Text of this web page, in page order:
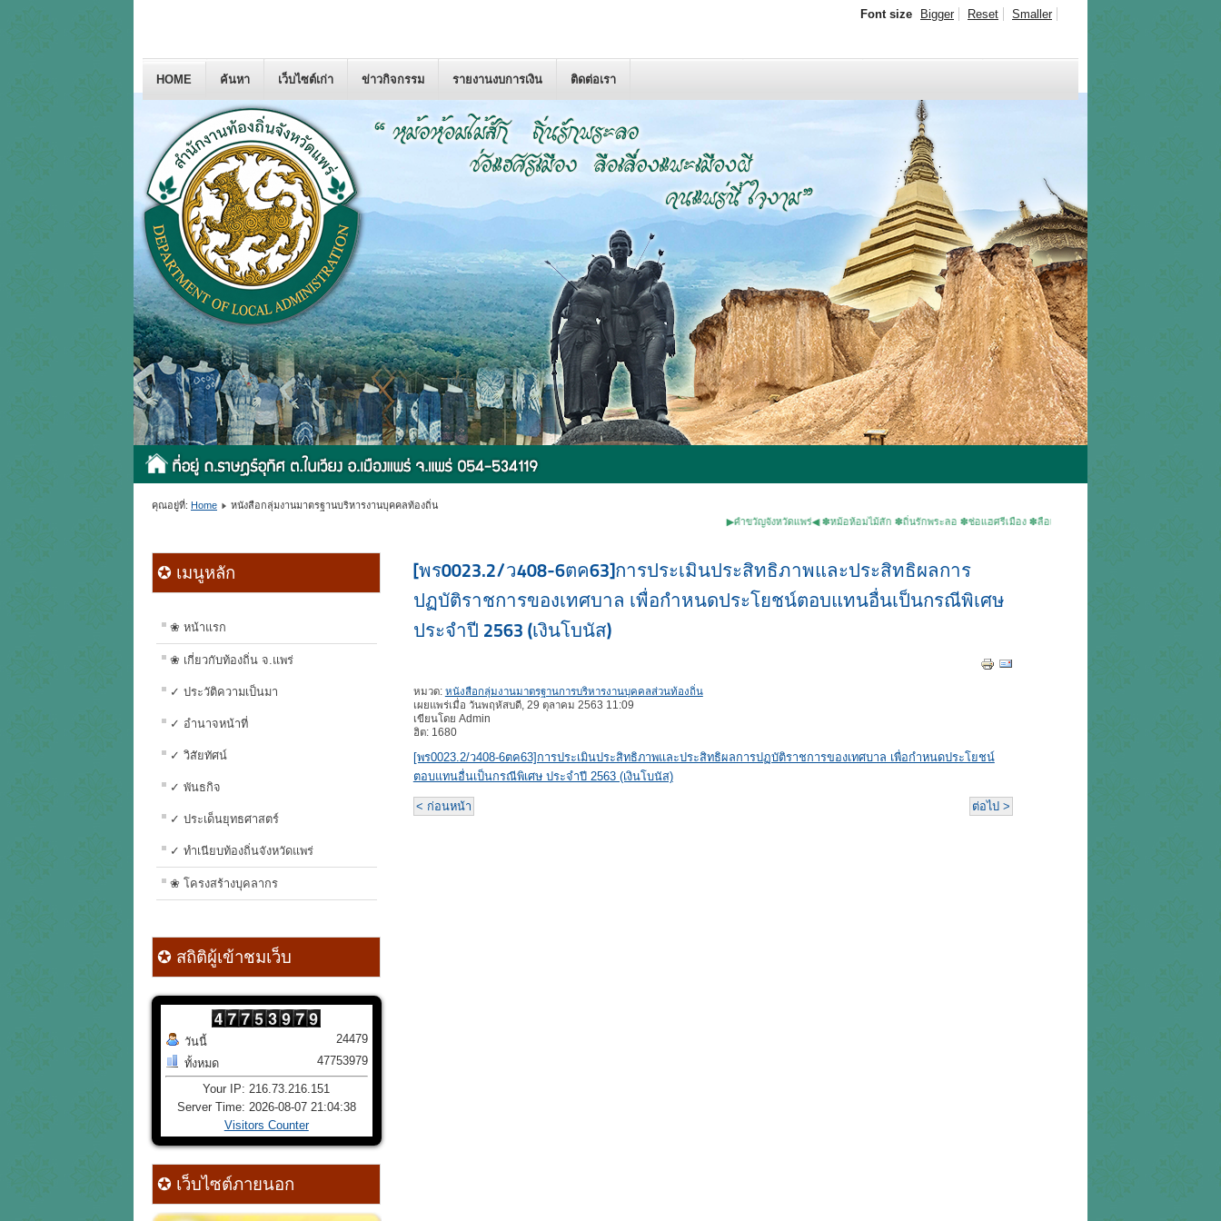
HOME ค้นหา เว็บไซต์เก่า ข่าวกิจกรรม รายงานงบการเงิน ติดต่อเรา
Font size Bigger Reset Smaller
คุณอยู่ที่: Home
หนังสือกลุ่มงานมาตรฐานบริหารงานบุคคลท้องถิ่น
▶คำขวัญจังหวัดแพร่◀ ✽หม้อห้อมไม้สัก ✽ถิ่นรักพระลอ ✽ช่อแฮศรีเมือง ✽ลือเลื่องแพะเมืองผี ✽คนแพร่นี้ใจงาม ▶ยินดีต้อนรับเ
✪ เมนูหลัก
❀ หน้าแรก
❀ เกี่ยวกับท้องถิ่น จ.แพร่
✓ ประวัติความเป็นมา
✓ อำนาจหน้าที่
✓ วิสัยทัศน์
✓ พันธกิจ
✓ ประเด็นยุทธศาสตร์
✓ ทำเนียบท้องถิ่นจังหวัดแพร่
❀ โครงสร้างบุคลากร
✪ สถิติผู้เข้าชมเว็บ
วันนี้
ทั้งหมด
24479
47753979
Your IP: 216.73.216.151
Server Time: 2026-08-07 21:04:38
Visitors Counter
✪ เว็บไซต์ภายนอก
[พร0023.2/ว408-6ตค63]การประเมินประสิทธิภาพและประสิทธิผลการ
ปฏบัติราชการของเทศบาล เพื่อกำหนดประโยชน์ตอบแทนอื่นเป็นกรณีพิเศษ
ประจำปี 2563 (เงินโบนัส)
หมวด: หนังสือกลุ่มงานมาตรฐานการบริหารงานบุคคลส่วนท้องถิ่น
เผยแพร่เมื่อ วันพฤหัสบดี, 29 ตุลาคม 2563 11:09
เขียนโดย Admin
ฮิต: 1680
[พร0023.2/ว408-6ตค63]การประเมินประสิทธิภาพและประสิทธิผลการปฏบัติราชการของเทศบาล เพื่อกำหนดประโยชน์
ตอบแทนอื่นเป็นกรณีพิเศษ ประจำปี 2563 (เงินโบนัส)
< ก่อนหน้า ต่อไป >